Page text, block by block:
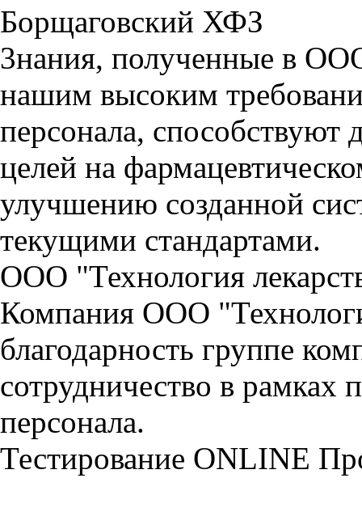
Борщаговский ХФЗ
3нания, полученные в
нашим высоким
персонала,
целей на
улучшению созданной
текущими стандартами.
ООО "Технология
Компания ООО
благодарность группе
сотрудничество в рамках
персонала.
Тестирование ONLINE